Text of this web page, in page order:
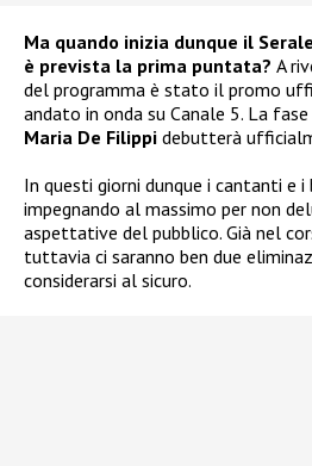
Ma quando inizia dunque il
è prevista la prima puntata? A
del programma è stato il promo
andato in onda su Canale 5. La
Maria De Filippi debutterà
In questi giorni dunque i cantanti e
impegnando al massimo per non
aspettative del pubblico. Già nel
tuttavia ci saranno ben due
considerarsi al sicuro.